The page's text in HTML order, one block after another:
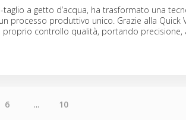
taglio a getto d’acqua, ha trasformato una
processo produttivo unico. Grazie alla Quick
proprio controllo qualità, portando precisione,
6 ... 10